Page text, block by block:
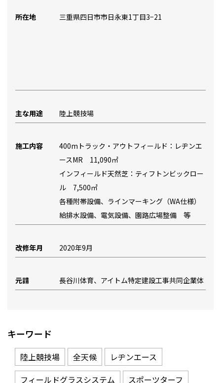
所在地 三重県四日市市日永東1丁目3−21
主な用途 陸上競技場
施工内容
400mトラック・アウトフィールド：レヂンエ
ースMR 11,090㎡
インフィールド天然芝：ティフトンビックロー
ル 7,500㎡
各種附帯設備、ラインマーキング（WA仕様）
給排水設備、電気設備、園路広場整備 等
改修年月 2020年9月
元請 長谷川体育、アイトム特定建設工事共同企業体
キーワード
陸上競技場 全天候
レヂンエース
フィールドグラスシステム
スポーツターフ